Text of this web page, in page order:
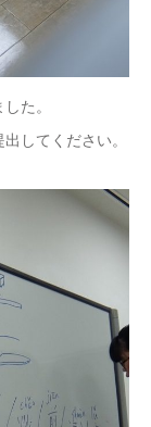
た。
してください。